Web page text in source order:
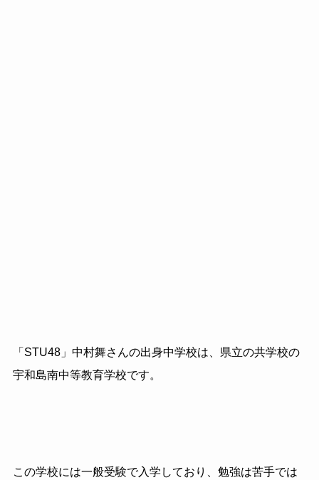
「STU48」中村舞さんの出身中学校は、県立の共学校の
宇和島南中等教育学校です。
この学校には一般受験で入学しており、勉強は苦手では